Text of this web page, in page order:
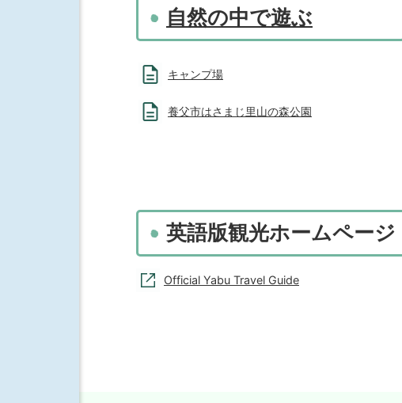
自然の中で遊ぶ
キャンプ場
養父市はさまじ里山の森公園
英語版観光ホームページ
Official Yabu Travel Guide